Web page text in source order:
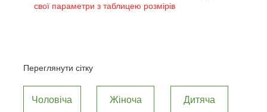
свої параметри з таблицею розмірів
Переглянути сітку
Чоловіча Жіноча Дитяча